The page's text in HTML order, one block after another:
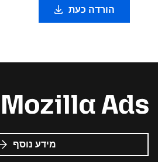
הורדה כעת
מידע נוסף על